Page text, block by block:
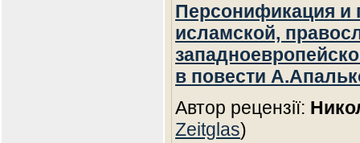
Персонификация и
исламской,
в повести
Автор рецензії:
Zeitglas)